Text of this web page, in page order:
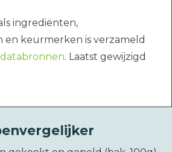
ingrediënten,
en keurmerken is verzameld
. Laatst gewijzigd